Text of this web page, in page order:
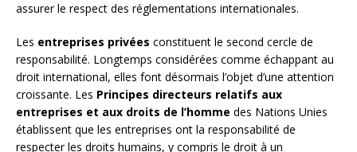
assurer le respect des réglementations internationales.
Les entreprises privées constituent le second cercle de
responsabilité. Longtemps considérées comme échappant au
droit international, elles font désormais l’objet d’une attention
croissante. Les Principes directeurs relatifs aux
entreprises et aux droits de l’homme des Nations Unies
établissent que les entreprises ont la responsabilité de
respecter les droits humains, y compris le droit à un